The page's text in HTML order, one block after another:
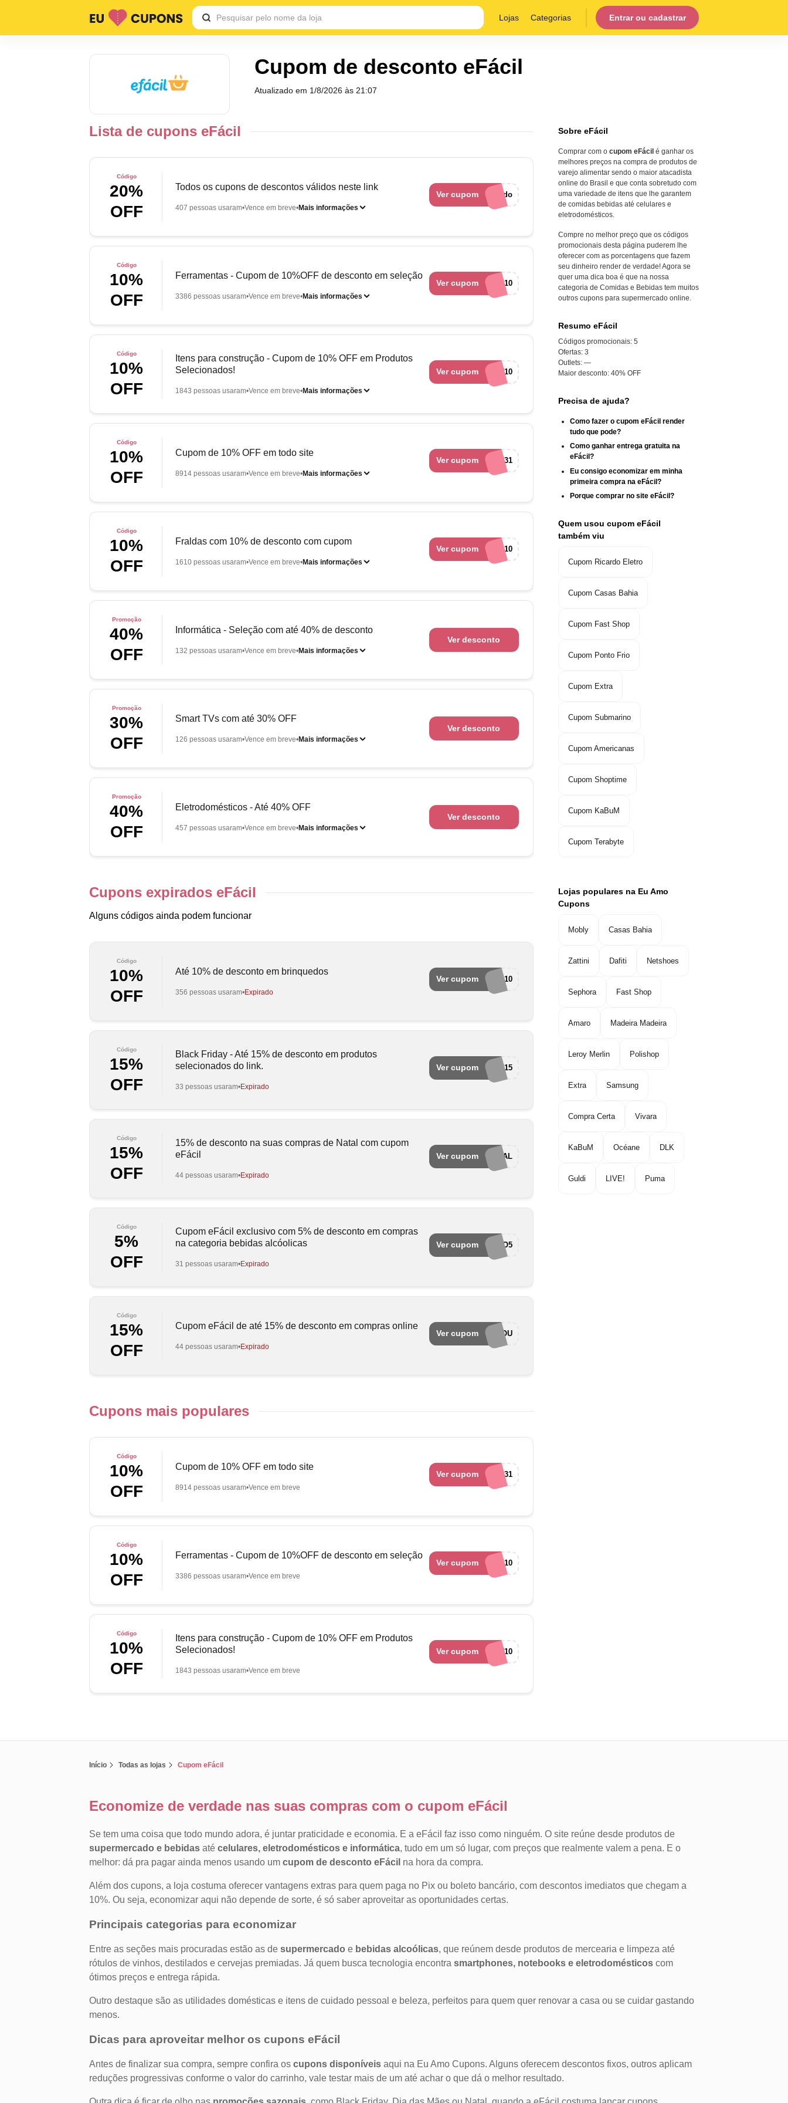
Lojas Categorias Entrar ou cadastrar
Cupom de desconto eFácil
Atualizado em 1/8/2026 às 21:07
Lista de cupons eFácil
Código
20%
OFF
Todos os cupons de descontos válidos neste link
407 pessoas usaram Vence em breve Mais informações
Ver cupomcuponado
Código
10%
OFF
Ferramentas - Cupom de 10%OFF de desconto em seleção
3386 pessoas usaram Vence em breve Mais informações
Ver cupom
FERRAMENTA10
Código
10%
OFF
Itens para construção - Cupom de 10% OFF em Produtos
Selecionados!
1843 pessoas usaram Vence em breve Mais informações
Ver cupomCONSTRU10
Código
10%
OFF
Cupom de 10% OFF em todo site
8914 pessoas usaram Vence em breve Mais informações
Ver cupomRCA-27231
Código
10%
OFF
Fraldas com 10% de desconto com cupom
1610 pessoas usaram Vence em breve Mais informações
Ver cupom baby10
Promoção
40%
OFF
Informática - Seleção com até 40% de desconto
132 pessoas usaram Vence em breve Mais informações
Ver desconto
Promoção
30%
OFF
Smart TVs com até 30% OFF
126 pessoas usaram Vence em breve Mais informações
Ver desconto
Promoção
40%
OFF
Eletrodomésticos - Até 40% OFF
457 pessoas usaram Vence em breve Mais informações
Ver desconto
Cupons expirados eFácil
Alguns códigos ainda podem funcionar
Código
10%
OFF
Até 10% de desconto em brinquedos
356 pessoas usaram Expirado
Ver cupomBRINQUEDO10
Código
15%
OFF
Black Friday - Até 15% de desconto em produtos
selecionados do link.
33 pessoas usaram Expirado
Ver cupom BLACK15
Código
15%
OFF
15% de desconto na suas compras de Natal com cupom
eFácil
44 pessoas usaram Expirado
Ver cupomENTAOENATAL
Código
5%
OFF
Cupom eFácil exclusivo com 5% de desconto em compras
na categoria bebidas alcóolicas
31 pessoas usaram Expirado
Ver cupom EUAMO5
Código
15%
OFF
Cupom eFácil de até 15% de desconto em compras online
44 pessoas usaram Expirado
Ver cupomQUARTOU
Cupons mais populares
Código
10%
OFF
Cupom de 10% OFF em todo site
8914 pessoas usaram Vence em breve
Ver cupomRCA-27231
Código
10%
OFF
Ferramentas - Cupom de 10%OFF de desconto em seleção
3386 pessoas usaram Vence em breve
Ver cupom
FERRAMENTA10
Código
10%
OFF
Itens para construção - Cupom de 10% OFF em Produtos
Selecionados!
1843 pessoas usaram Vence em breve
Ver cupomCONSTRU10
Sobre eFácil
Comprar com o cupom eFácil é ganhar os
melhores preços na compra de produtos de
varejo alimentar sendo o maior atacadista
online do Brasil e que conta sobretudo com
uma variedade de itens que lhe garantem
de comidas bebidas até celulares e
eletrodomésticos.
Compre no melhor preço que os códigos
promocionais desta página puderem lhe
oferecer com as porcentagens que fazem
seu dinheiro render de verdade! Agora se
quer uma dica boa é que na nossa
categoria de Comidas e Bebidas tem muitos
outros cupons para supermercado online.
Resumo eFácil
Códigos promocionais: 5
Ofertas: 3
Outlets: —
Maior desconto: 40% OFF
Precisa de ajuda?
Como fazer o cupom eFácil render
tudo que pode?
Como ganhar entrega gratuita na
eFácil?
Eu consigo economizar em minha
primeira compra na eFácil?
Porque comprar no site eFácil?
Quem usou cupom eFácil
também viu
Cupom Ricardo Eletro
Cupom Casas Bahia
Cupom Fast Shop
Cupom Ponto Frio
Cupom Extra
Cupom Submarino
Cupom Americanas
Cupom Shoptime
Cupom KaBuM
Cupom Terabyte
Lojas populares na Eu Amo
Cupons
Mobly Casas Bahia
Zattini Dafiti Netshoes
Sephora Fast Shop
Amaro Madeira Madeira
Leroy Merlin Polishop
Extra Samsung
Compra Certa Vivara
KaBuM Océane DLK
Guldi LIVE! Puma
Início Todas as lojas Cupom eFácil
Economize de verdade nas suas compras com o cupom eFácil
Se tem uma coisa que todo mundo adora, é juntar praticidade e economia. E a eFácil faz isso como ninguém. O site reúne desde produtos de
supermercado e bebidas até celulares, eletrodomésticos e informática, tudo em um só lugar, com preços que realmente valem a pena. E o
melhor: dá pra pagar ainda menos usando um cupom de desconto eFácil na hora da compra.
Além dos cupons, a loja costuma oferecer vantagens extras para quem paga no Pix ou boleto bancário, com descontos imediatos que chegam a
10%. Ou seja, economizar aqui não depende de sorte, é só saber aproveitar as oportunidades certas.
Principais categorias para economizar
Entre as seções mais procuradas estão as de supermercado e bebidas alcoólicas, que reúnem desde produtos de mercearia e limpeza até
rótulos de vinhos, destilados e cervejas premiadas. Já quem busca tecnologia encontra smartphones, notebooks e eletrodomésticos com
ótimos preços e entrega rápida.
Outro destaque são as utilidades domésticas e itens de cuidado pessoal e beleza, perfeitos para quem quer renovar a casa ou se cuidar gastando
menos.
Dicas para aproveitar melhor os cupons eFácil
Antes de finalizar sua compra, sempre confira os cupons disponíveis aqui na Eu Amo Cupons. Alguns oferecem descontos fixos, outros aplicam
reduções progressivas conforme o valor do carrinho, vale testar mais de um até achar o que dá o melhor resultado.